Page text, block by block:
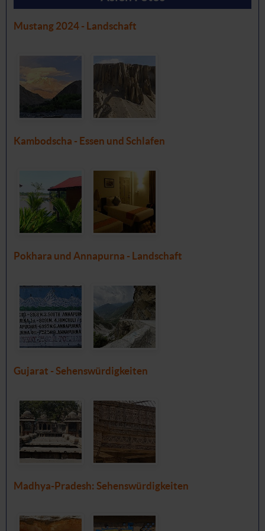
Mustang 2024 - Landschaft
Kambodscha - Essen und Schlafen
Pokhara und Annapurna - Landschaft
Gujarat - Sehenswürdigkeiten
Madhya-Pradesh: Sehenswürdigkeiten